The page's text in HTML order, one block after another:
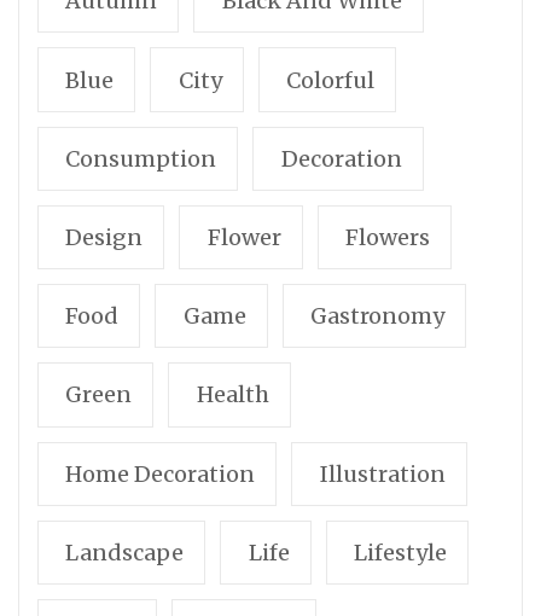
Blue City Colorful
Consumption Decoration
Design Flower Flowers
Food Game Gastronomy
Green Health
Home Decoration Illustration
Landscape Life Lifestyle